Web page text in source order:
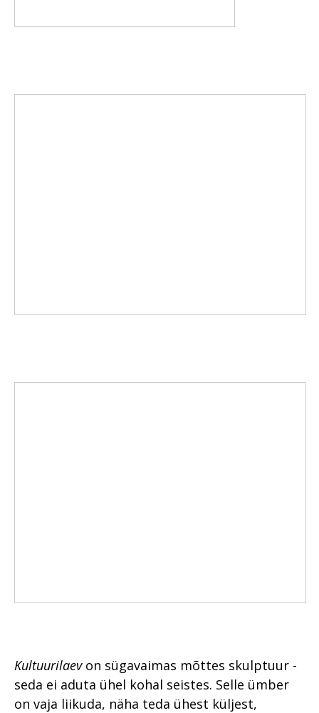
Kultuurilaevon sügavaimas mõttes skulptuur -
seda ei aduta ühel kohal seistes. Selle ümber
on vaja liikuda, näha teda ühest küljest,